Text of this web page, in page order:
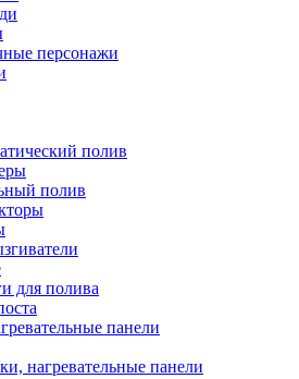
персонажи
полив
полив
для полива
панели
нагревательные панели